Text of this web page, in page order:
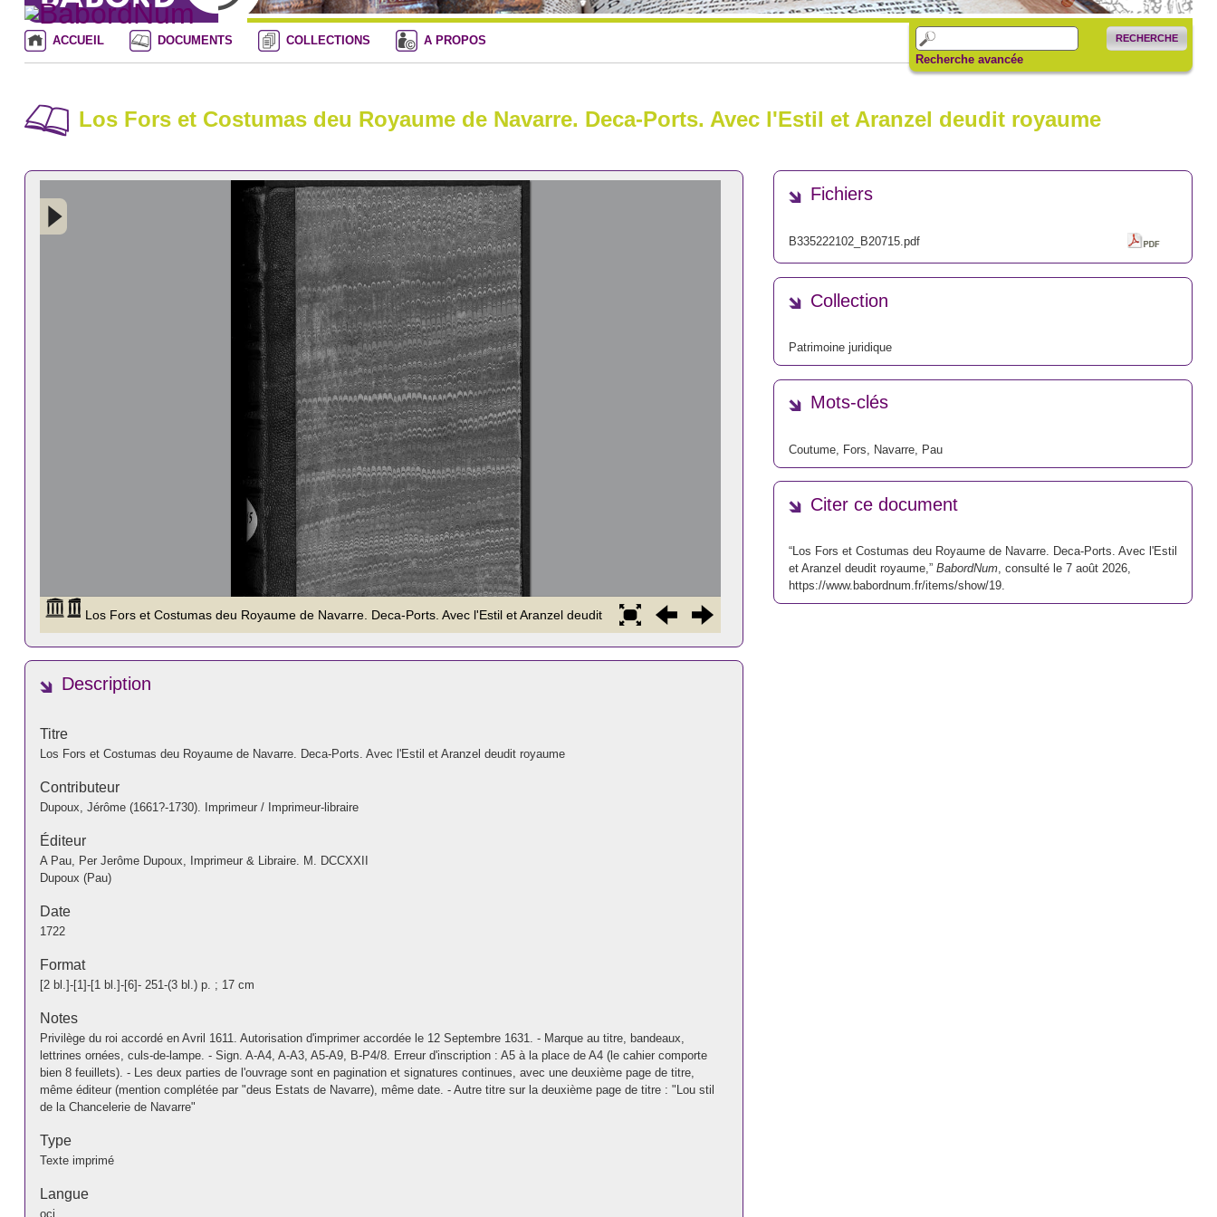
RECHERCHE
Recherche avancée
ACCUEIL DOCUMENTS COLLECTIONS A PROPOS
Los Fors et Costumas deu Royaume de Navarre. Deca-Ports. Avec l'Estil et Aranzel deudit royaume
Description
Titre
Los Fors et Costumas deu Royaume de Navarre. Deca-Ports. Avec l'Estil et Aranzel deudit royaume
Contributeur
Dupoux, Jérôme (1661?-1730). Imprimeur / Imprimeur-libraire
Éditeur
A Pau, Per Jerôme Dupoux, Imprimeur & Libraire. M. DCCXXII
Dupoux (Pau)
Date
1722
Format
[2 bl.]-[1]-[1 bl.]-[6]- 251-(3 bl.) p. ; 17 cm
Notes
Privilège du roi accordé en Avril 1611. Autorisation d'imprimer accordée le 12 Septembre 1631. - Marque au titre, bandeaux,
lettrines ornées, culs-de-lampe. - Sign. A-A4, A-A3, A5-A9, B-P4/8. Erreur d'inscription : A5 à la place de A4 (le cahier comporte
bien 8 feuillets). - Les deux parties de l'ouvrage sont en pagination et signatures continues, avec une deuxième page de titre,
même éditeur (mention complétée par "deus Estats de Navarre), même date. - Autre titre sur la deuxième page de titre : "Lou stil
de la Chancelerie de Navarre"
Type
Texte imprimé
Langue
oci
Fichiers
B335222102_B20715.pdf
Collection
Patrimoine juridique
Mots-clés
Coutume, Fors Navarre, Pau
Citer ce document
“Los Fors et Costumas deu Royaume de Navarre. Deca-Ports. Avec l'Estil
et Aranzel deudit royaume,” BabordNum, consulté le 7 août 2026,
https://www.babordnum.fr/items/show/19.